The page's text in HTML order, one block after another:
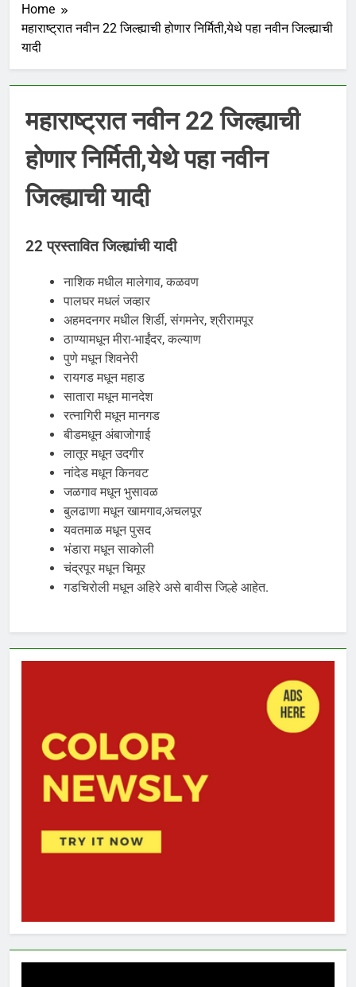
Home
महाराष्ट्रात नवीन 22 जिल्ह्याची होणार निर्मिती,येथे पहा नवीन जिल्ह्याची
यादी
महाराष्ट्रात नवीन 22 जिल्ह्याची
होणार निर्मिती,येथे पहा नवीन
जिल्ह्याची यादी
22 प्रस्तावित जिल्ह्यांची यादी
नाशिक मधील मालेगाव, कळवण
पालघर मधलं जव्हार
अहमदनगर मधील शिर्डी, संगमनेर, श्रीरामपूर
ठाण्यामधून मीरा-भाईंदर, कल्याण
पुणे मधून शिवनेरी
रायगड मधून महाड
सातारा मधून मानदेश
रत्नागिरी मधून मानगड
बीडमधून अंबाजोगाई
लातूर मधून उदगीर
नांदेड मधून किनवट
जळगाव मधून भुसावळ
बुलढाणा मधून खामगाव,अचलपूर
यवतमाळ मधून पुसद
भंडारा मधून साकोली
चंद्रपूर मधून चिमूर
गडचिरोली मधून अहिरे असे बावीस जिल्हे आहेत.